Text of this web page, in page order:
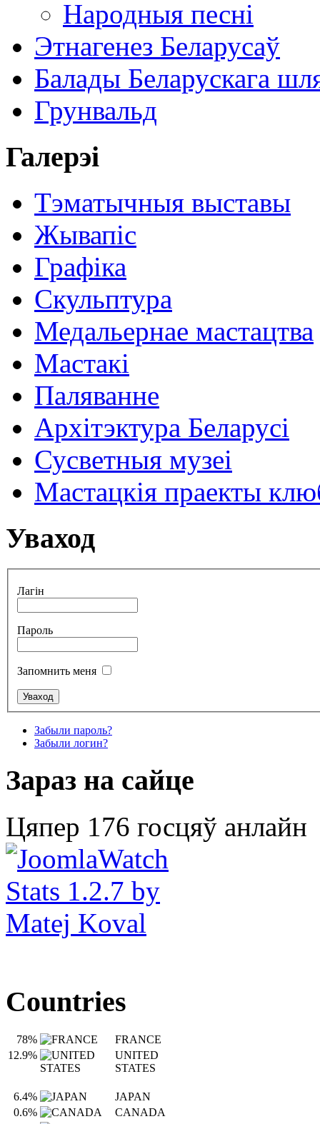
Народныя песні
Этнагенез Беларусаў
Балады Беларускага
Грунвальд
Галерэі
Тэматычныя выставы
Жывапіс
Графіка
Скульптура
Медальернае мастацтва
Мастакі
Паляванне
Архітэктура Беларусі
Сусветныя музеі
Мастацкія праекты
Уваход
Лагін
Пароль
Запомнить меня
Забыли пароль?
Забыли логин?
Зараз на сайце
Цяпер 176 госцяў анлайн
Countries
78%
FRANCE
12.9%
UNITED
STATES
6.4%
JAPAN
0.6%
CANADA